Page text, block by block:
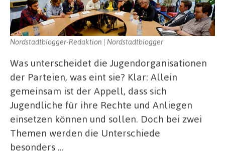
Nordstadtblogger-Redaktion | Nordstadtblogger
Was unterscheidet die Jugendorganisationen
der Parteien, was eint sie? Klar: Allein
gemeinsam ist der Appell, dass sich
Jugendliche für ihre Rechte und Anliegen
einsetzen können und sollen. Doch bei zwei
Themen werden die Unterschiede
besonders …